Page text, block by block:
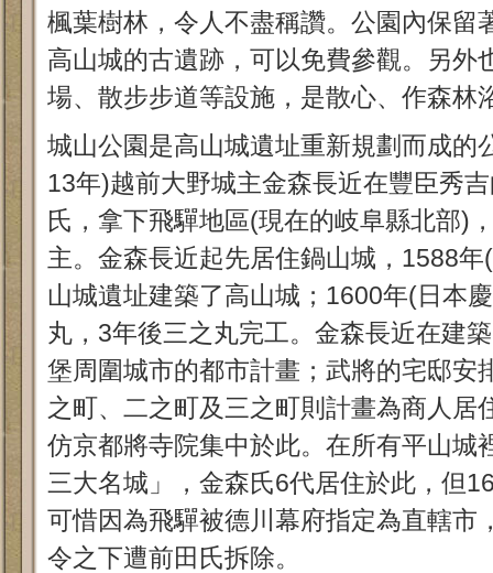
楓葉樹林，令人不盡稱讚。公園內保留
高山城的古遺跡，可以免費參觀。另外
場、散步步道等設施，是散心、作森林
城山公園是高山城遺址重新規劃而成的
13年)越前大野城主金森長近在豐臣秀
氏，拿下飛驒地區(現在的岐阜縣北部)
主。金森長近起先居住鍋山城，1588
山城遺址建築了高山城；1600年(日本
丸，3年後三之丸完工。金森長近在建
堡周圍城市的都市計畫；武將的宅邸安
之町、二之町及三之町則計畫為商人居
仿京都將寺院集中於此。在所有平山城
三大名城」，金森氏6代居住於此，但
可惜因為飛驒被德川幕府指定為直轄市
令之下遭前田氏拆除。